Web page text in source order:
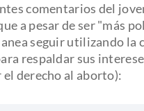
comentarios del
a pesar de ser "más
seguir utilizando la
respaldar sus
el derecho al aborto):